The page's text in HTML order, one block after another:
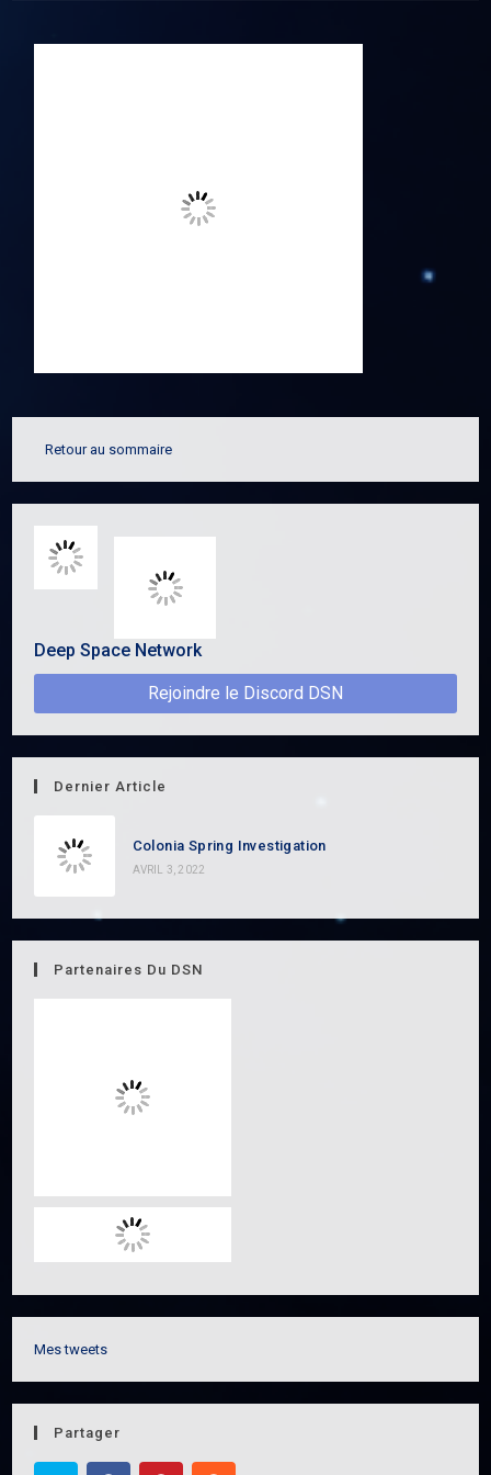
Retour au sommaire
Deep Space Network
Rejoindre le Discord DSN
Dernier Article
Colonia Spring Investigation
AVRIL 3, 2022
Partenaires Du DSN
Mes tweets
Partager